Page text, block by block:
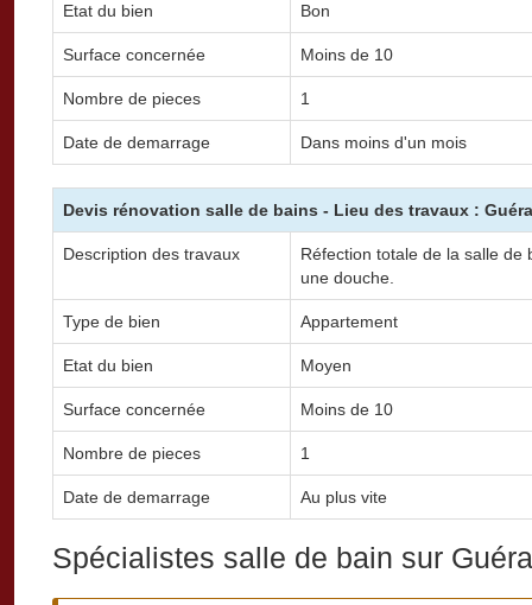
Etat du bien Bon
Surface concernée Moins de 10
Nombre de pieces 1
Date de demarrage Dans moins d'un mois
Devis rénovation salle de bains - Lieu des travaux :
Description des travaux
Réfection totale de la salle
une douche.
Type de bien Appartement
Etat du bien Moyen
Surface concernée Moins de 10
Nombre de pieces 1
Date de demarrage Au plus vite
Spécialistes salle de bain sur